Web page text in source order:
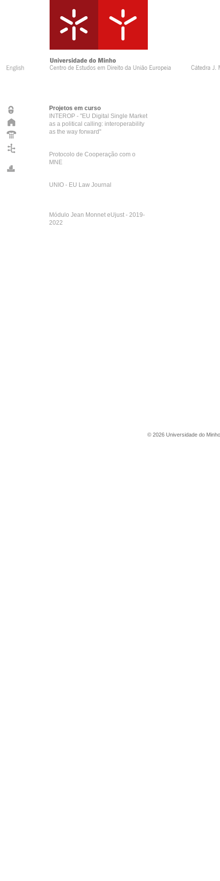
Projetos em curso
INTEROP - "EU Digital Single Market
as a political calling: interoperability
as the way forward"
Protocolo de Cooperação com o
MNE
UNIO - EU Law Journal
Módulo Jean Monnet eUjust - 2019-
2022
© 2026 Universidade do